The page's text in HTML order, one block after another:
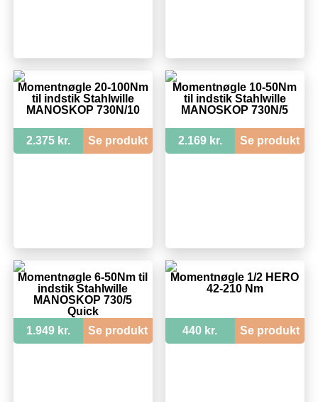
Momentnøgle 20-100Nm
til indstik Stahlwille
MANOSKOP 730N/10
2.375 kr. Se produkt
Momentnøgle 10-50Nm
til indstik Stahlwille
MANOSKOP 730N/5
2.169 kr. Se produkt
Momentnøgle 6-50Nm til
indstik Stahlwille
MANOSKOP 730/5
Quick
1.949 kr.
Se produkt
Momentnøgle 1/2 HERO
42-210 Nm
440 kr. Se produkt